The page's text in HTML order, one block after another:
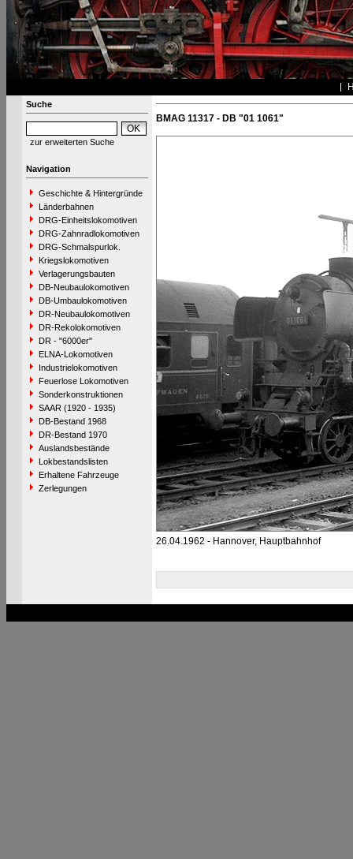
Suche
zur erweiterten Suche
Navigation
Geschichte & Hintergründe
Länderbahnen
DRG-Einheitslokomotiven
DRG-Zahnradlokomotiven
DRG-Schmalspurlok.
Kriegslokomotiven
Verlagerungsbauten
DB-Neubaulokomotiven
DB-Umbaulokomotiven
DR-Neubaulokomotiven
DR-Rekolokomotiven
DR - "6000er"
ELNA-Lokomotiven
Industrielokomotiven
Feuerlose Lokomotiven
Sonderkonstruktionen
SAAR (1920 - 1935)
DB-Bestand 1968
DR-Bestand 1970
Auslandsbestände
Lokbestandslisten
Erhaltene Fahrzeuge
Zerlegungen
BMAG 11317 - DB "01 1061"
26.04.1962 - Hannover, Hauptbahnhof